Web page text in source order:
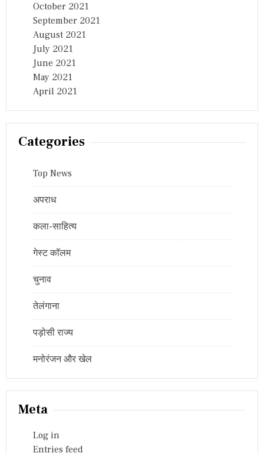
October 2021
September 2021
August 2021
July 2021
June 2021
May 2021
April 2021
Categories
Top News
अपराध
कला-साहित्य
गेस्ट कॉलम
चुनाव
तेलंगाना
पड़ोसी राज्य
मनोरंजन और खेल
Meta
Log in
Entries feed